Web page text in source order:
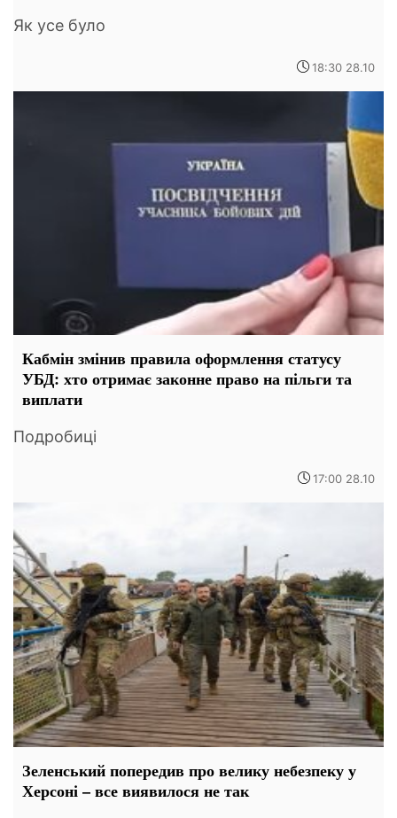
Як усе було
18:30 28.10
Кабмін змінив правила оформлення статусу
УБД: хто отримає законне право на пільги та
виплати
Подробиці
17:00 28.10
Зеленський попередив про велику небезпеку у
Херсоні – все виявилося не так